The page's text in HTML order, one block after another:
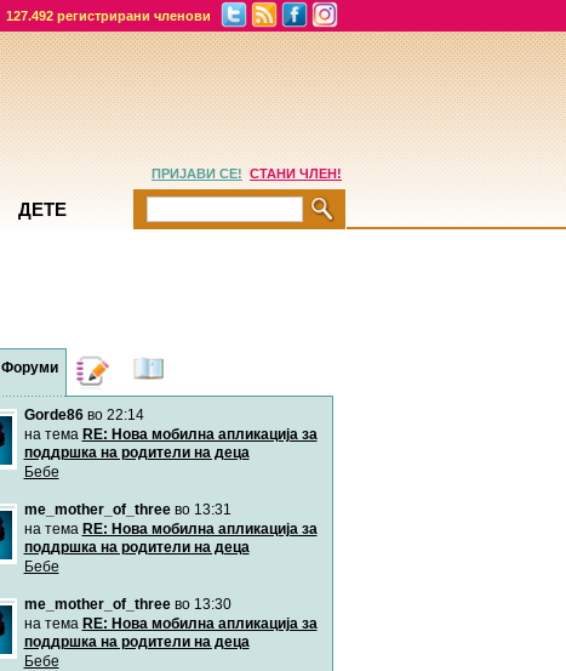
127.492 регистрирани членови
Форуми Дневници
Gorde86во 22:14
на тема RE: Нова мобилна апликација за
поддршка на родители на деца
Бебе
me_mother_of_threeво 13:31
на тема RE: Нова мобилна апликација за
поддршка на родители на деца
Бебе
me_mother_of_threeво 13:30
на тема RE: Нова мобилна апликација за
поддршка на родители на деца
Бебе
ПРИЈАВИ СЕ! СТАНИ ЧЛЕН!
ДЕТЕ